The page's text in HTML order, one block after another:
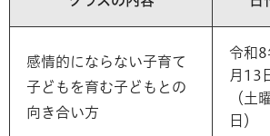
感情的にならない子育て
子どもを育む子どもとの
向き合い方
令和8
月13
（土
日）